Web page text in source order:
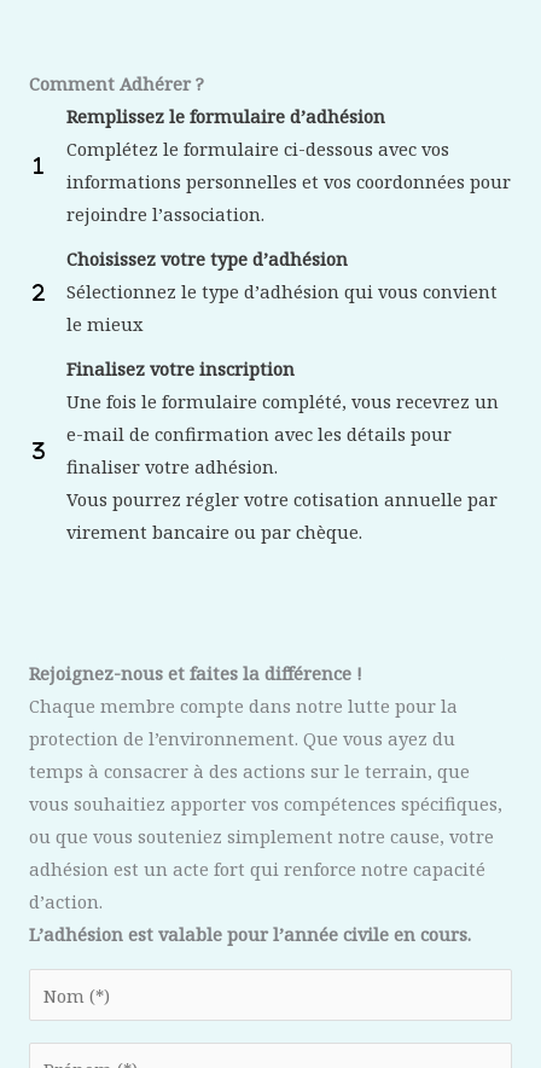
Comment Adhérer ?
Remplissez le formulaire d’adhésion
Complétez le formulaire ci-dessous avec vos
informations personnelles et vos coordonnées pour
rejoindre l’association.
Choisissez votre type d’adhésion
Sélectionnez le type d’adhésion qui vous convient
le mieux
Finalisez votre inscription
Une fois le formulaire complété, vous recevrez un
e-mail de confirmation avec les détails pour
finaliser votre adhésion.
Vous pourrez régler votre cotisation annuelle par
virement bancaire ou par chèque.
Rejoignez-nous et faites la différence !
Chaque membre compte dans notre lutte pour la
protection de l’environnement. Que vous ayez du
temps à consacrer à des actions sur le terrain, que
vous souhaitiez apporter vos compétences spécifiques,
ou que vous souteniez simplement notre cause, votre
adhésion est un acte fort qui renforce notre capacité
d’action.
L’adhésion est valable pour l’année civile en cours.